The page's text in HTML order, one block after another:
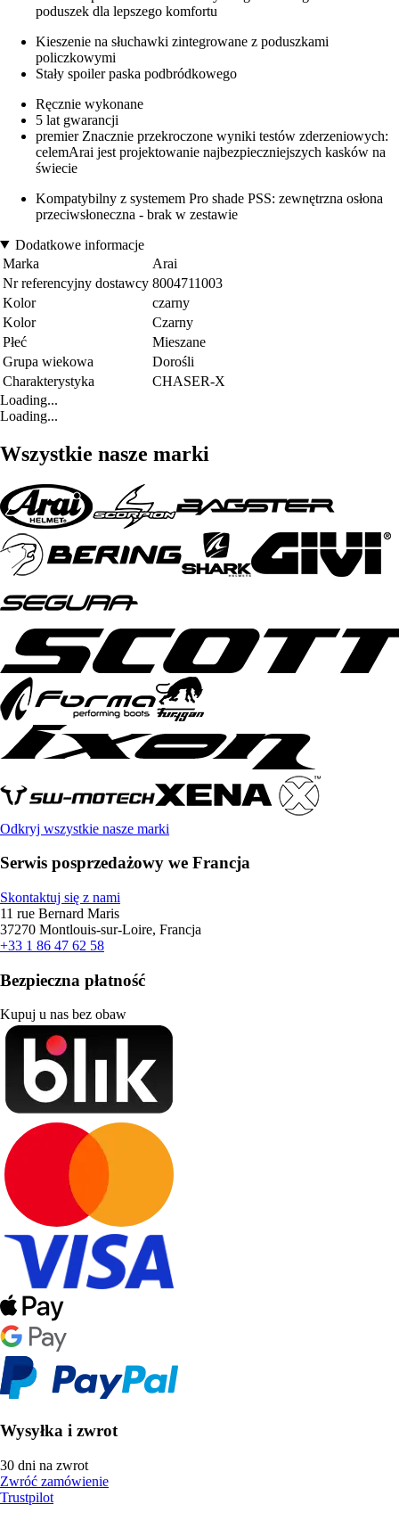
poduszek dla lepszego komfortu
Kieszenie na słuchawki zintegrowane z poduszkami
policzkowymi
Stały spoiler paska podbródkowego
Ręcznie wykonane
5 lat gwarancji
premier Znacznie przekroczone wyniki testów zderzeniowych:
celemArai jest projektowanie najbezpieczniejszych kasków na
świecie
Kompatybilny z systemem Pro shade PSS: zewnętrzna osłona
przeciwsłoneczna - brak w zestawie
Dodatkowe informacje
Marka
Arai
Nr referencyjny dostawcy 8004711003
Kolor
czarny
Kolor
Czarny
Płeć
Mieszane
Grupa wiekowa
Dorośli
Charakterystyka
CHASER-X
Loading...
Loading...
Wszystkie nasze marki
Odkryj wszystkie nasze marki
Serwis posprzedażowy we Francja
Skontaktuj się z nami
11 rue Bernard Maris
37270 Montlouis-sur-Loire, Francja
+33 1 86 47 62 58
Bezpieczna płatność
Kupuj u nas bez obaw
Wysyłka i zwrot
30 dni na zwrot
Zwróć zamówienie
Trustpilot